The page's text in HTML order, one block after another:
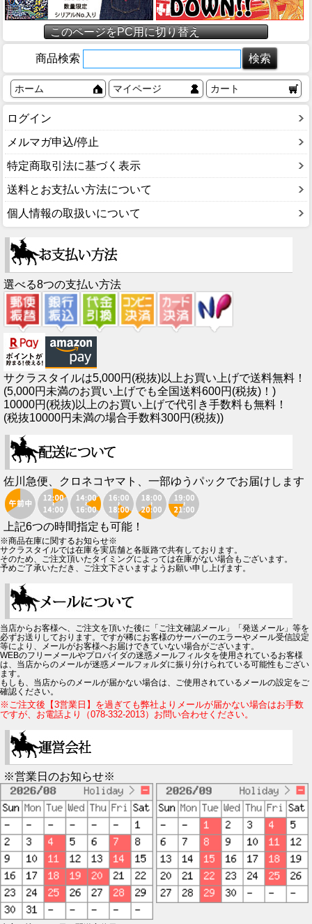
このページをPC用に切り替え
商品検索
ホーム マイページ カート
ログイン
メルマガ申込/停止
特定商取引法に基づく表示
送料とお支払い方法について
個人情報の取扱いについて
選べる8つの支払い方法
サクラスタイルは5,000円(税抜)以上お買い上げで送料無料！
(5,000円未満のお買い上げでも全国送料600円(税抜)！)
10000円(税抜)以上のお買い上げで代引き手数料も無料！
(税抜10000円未満の場合手数料300円(税抜))
佐川急便、クロネコヤマト、一部ゆうパックでお届けします
上記6つの時間指定も可能！
※商品在庫に関するお知らせ※
サクラスタイルでは在庫を実店舗と各販路で共有しております。
そのため、ご注文頂いたタイミングによっては在庫がない場合もございます。
予めご了承いただき、ご注文下さいますようお願い申し上げます。
当店からお客様へ、ご注文を頂いた後に「ご注文確認メール」「発送メール」等を
必ずお送りしております。ですが稀にお客様のサーバーのエラーやメール受信設定
等により、メールがお客様へお届けできていない場合がございます。
WEBのフリーメールやプロバイダの迷惑メールフィルタを使用されているお客様
は、当店からのメールが迷惑メールフォルダに振り分けられている可能性もござい
ます。
もしも、当店からのメールが届かない場合は、ご使用されているメールの設定をご
確認ください。
※ご注文後【3営業日】を過ぎても弊社よりメールが届かない場合はお手数
ですが、お電話より（078-332-2013）お問い合わせください。
※営業日のお知らせ※